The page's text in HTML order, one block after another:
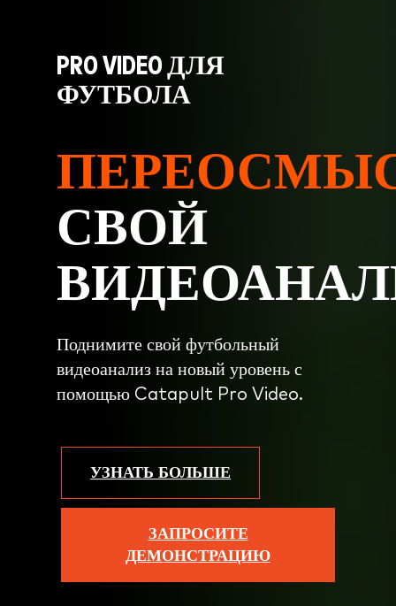
PRO VIDEO ДЛЯ
ФУТБОЛА
СВОЙ
Поднимите свой футбольный
видеоанализ на новый уровень с
помощью Catapult Pro Video.
УЗНАТЬ БОЛЬШЕ
ЗАПРОСИТЕ
ДЕМОНСТРАЦИЮ